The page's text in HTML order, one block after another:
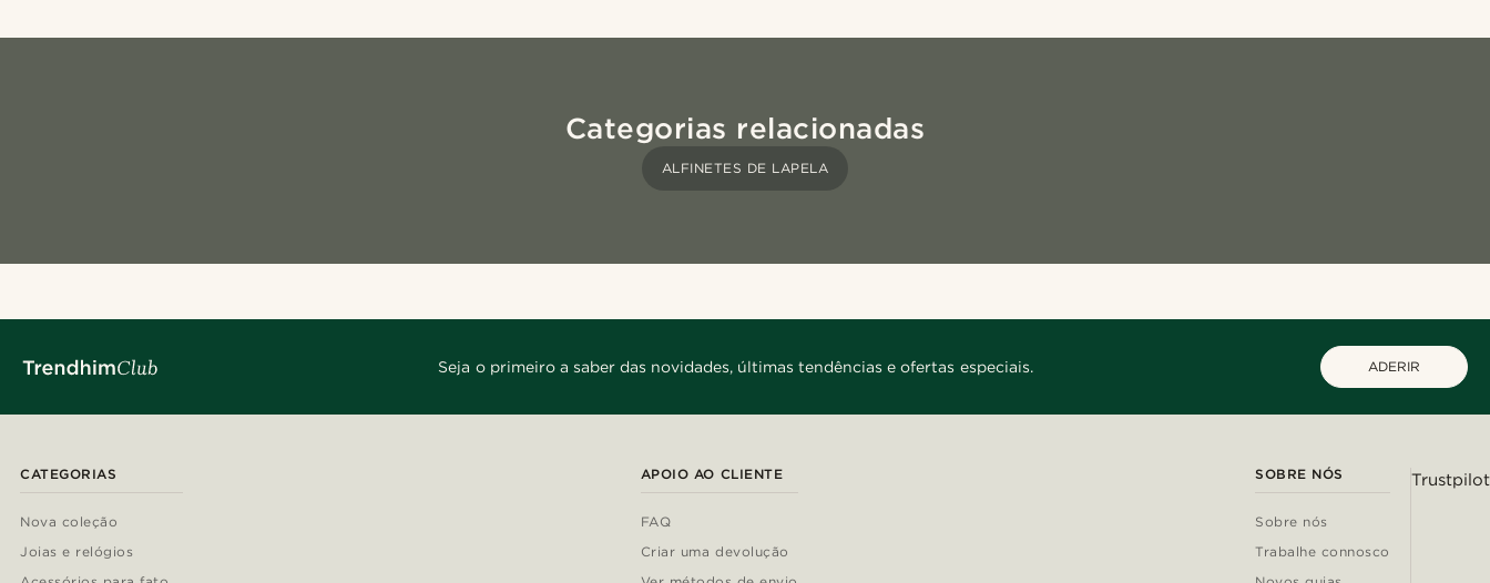
Categorias relacionadas
ALFINETES DE LAPELA
Seja o primeiro a saber das novidades, últimas tendências e ofertas especiais. ADERIR
CATEGORIAS
Nova coleção
Joias e relógios
APOIO AO CLIENTE
FAQ
Criar uma devolução
SOBRE NÓS
Sobre nós
Trabalhe connosco
Trustpilot